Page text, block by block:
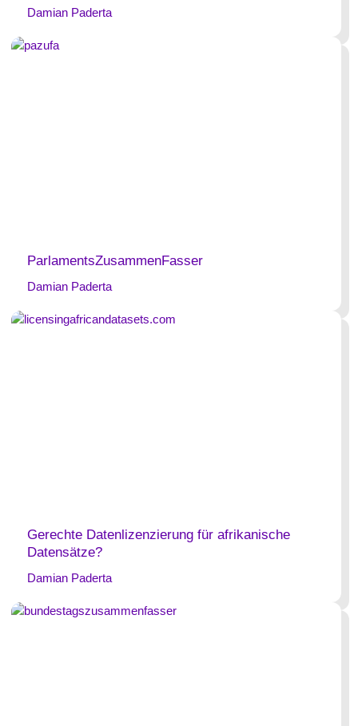
Damian Paderta
ParlamentsZusammenFasser
Damian Paderta
Gerechte Datenlizenzierung für afrikanische
Datensätze?
Damian Paderta